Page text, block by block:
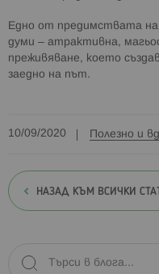
Едно от предимствата
думи – атрактивна,
преживяване, което
заедно на път.
10/09/2020 Полезно и
НАЗАД КЪМ ВСИЧКИ